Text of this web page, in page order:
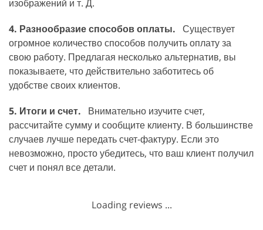
изображений и т. Д.
4. Разнообразие способов оплаты. Существует
огромное количество способов получить оплату за
свою работу. Предлагая несколько альтернатив, вы
показываете, что действительно заботитесь об
удобстве своих клиентов.
5. Итоги и счет. Внимательно изучите счет,
рассчитайте сумму и сообщите клиенту. В большинстве
случаев лучше передать счет-фактуру. Если это
невозможно, просто убедитесь, что ваш клиент получил
счет и понял все детали.
Loading reviews ...